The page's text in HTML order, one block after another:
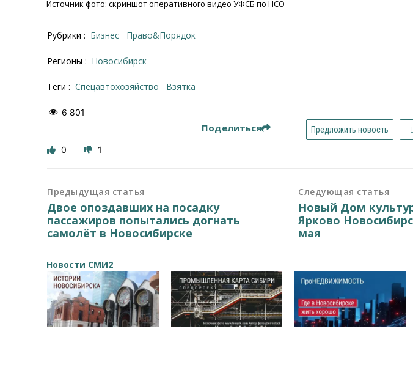
Источник фото: скриншот оперативного видео УФСБ по НСО
Рубрики : Бизнес Право&Порядок
Регионы : Новосибирск
Теги : Спецавтохозяйство взятка
6 801
Поделиться Предложить новость
0 1
Предыдущая статья
Двое опоздавших на посадку
пассажиров попытались догнать
самолёт в Новосибирске
Следующая статья
Новый Дом
Ярково
мая
Новости СМИ2